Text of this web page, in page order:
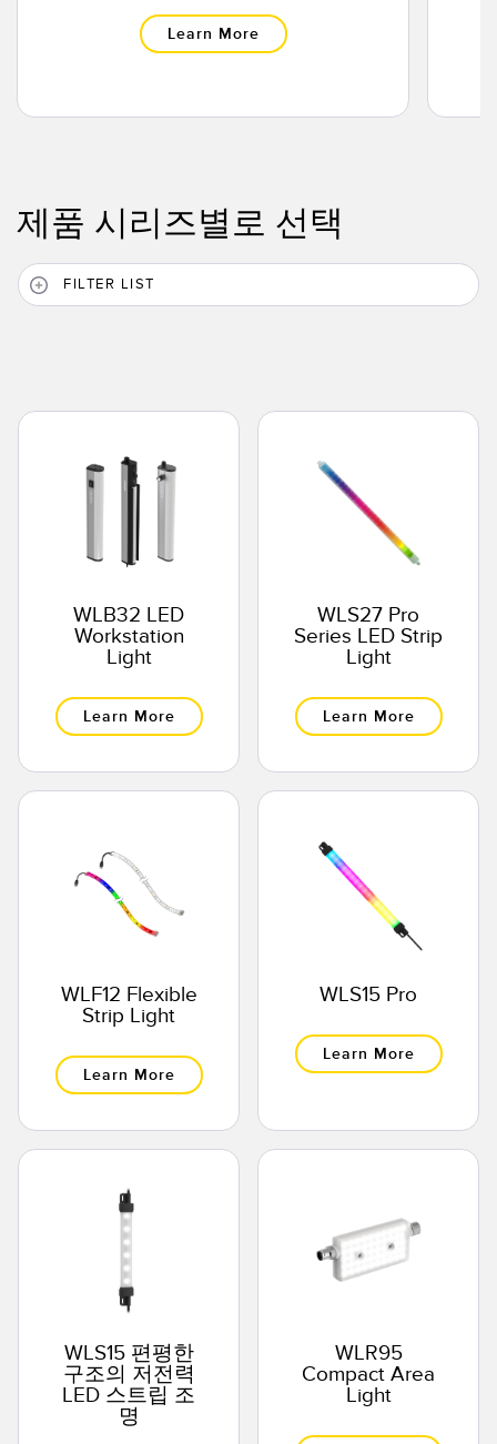
Learn More
제품 시리즈별로 선택
FILTER LIST
WLB32 LED
Workstation
Light
Learn More
WLS27 Pro
Series LED Strip
Light
Learn More
WLF12 Flexible
Strip Light
Learn More
WLS15 Pro
Learn More
WLS15 편평한
구조의 저전력
LED 스트립 조
명
WLR95
Compact Area
Light